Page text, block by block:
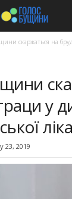
скаржаться на
у
23, 2019